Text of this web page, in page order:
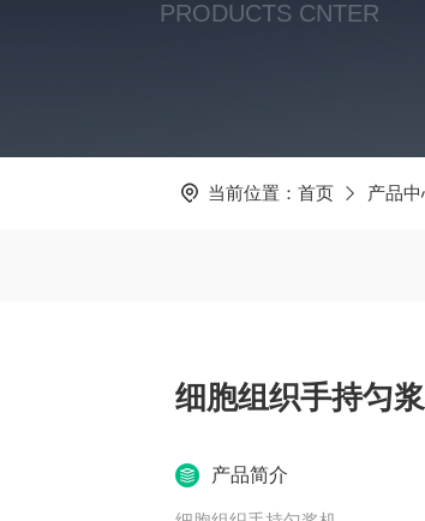
PRODUCTS CNTER
当前位置： 首页 产品
细胞组织手持匀
产品简介